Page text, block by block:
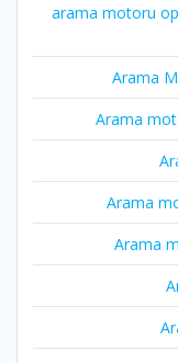
arama motoru
Arama
Arama
Arama
Arama